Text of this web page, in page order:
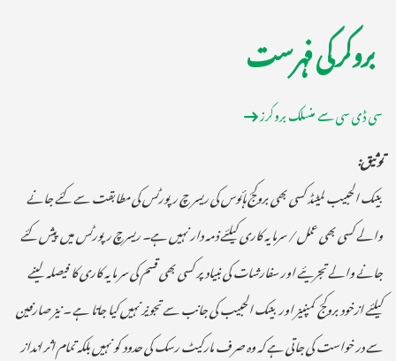
بروکر کی فہرست
سی ڈی سی سے منسلک بروکرز
توثیق:
بینک الحبیب لمیٹڈ کسی بھی بروکج ہائوس کی ریسر چ رپورٹس کی مطابقت سے کئے جانے
والے کسی بھی عمل / سرمایہ کاری کیلئے ذمہ دار نہیں ہے۔ ریسرچ رپورٹس میں پیش کئے
جانے والے تجزیئے اور سفارشات کی بنیاد پر کسی بھی قسم کی سر مایہ کاری کا فیصلہ لینے
کیلئے ازخود بروکج کمپنیز اور بینک الحبیب کی جانب سے تجویز نہیں کیا جاتا ہے ۔ نیز صارفین
سے در خواست کی جاتی ہے کہ وہ صر ف مارکیٹ رسک کی حدود کو نہیں بلکہ تمام اثر انداز